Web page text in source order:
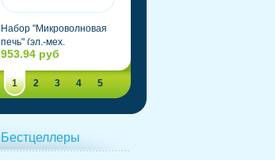
Набор "Микроволновая
печь" (эл.-мех.
25х15х17см (Китай)
953.94 руб
1 2 3 4 5
Бестцеллеры